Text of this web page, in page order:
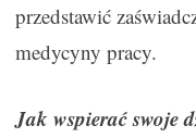
przedstawić
medycyny pracy.
Jak wspierać swoje